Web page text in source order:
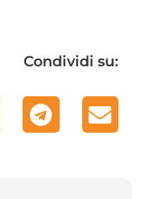
Condividi su: